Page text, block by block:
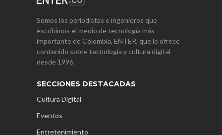
Somos los periodistas e ingenieros que
escribimos el medio de tecnología más
importante de Colombia, ENTER, que le ofrece
contenido sobre tecnología y cultura digital
desde 1996.
SECCIONES DESTACADAS
Cultura Digital
Eventos
Entretenimiento